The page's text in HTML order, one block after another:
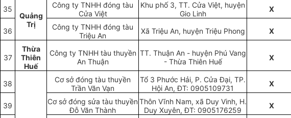
35
Quảng
Trị
Công ty TNHH đóng tàu
Cửa Việt
Khu phố 3, TT. Cửa Việt, huyện
Gio Linh
X
36
Công ty TNHH đóng tàu
Triệu An
Xã Triệu An, huyện Triệu Phong X
37
Thừa
Thiên
Huế
Công ty TNHH tàu thuyền
An Thuận
TT. Thuận An - huyện Phú Vang
- Thừa Thiên Huế
X
38
Cơ sở đóng tàu thuyền
Trần Văn Vạn
Tổ 3 Phước Hải, P. Cửa Đại, TP.
Hội An, ĐT: 0905109731
X
39
Cơ sở đóng sửa tàu thuyền
Đỗ Văn Thành
Thôn Vĩnh Nam, xã Duy Vinh, H.
Duy Xuyên, ĐT: 0905176259
X